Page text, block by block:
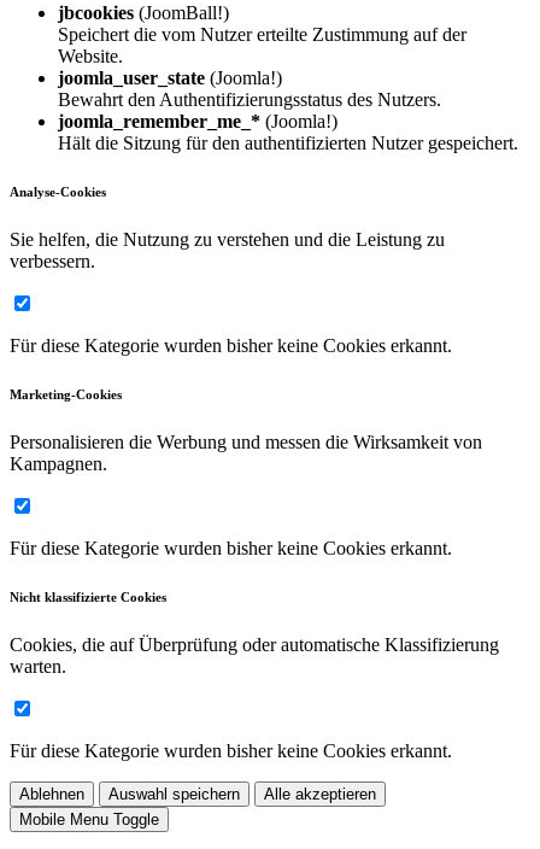
jbcookies (JoomBall!)
Speichert die vom Nutzer erteilte Zustimmung auf der
Website.
joomla_user_state (Joomla!)
Bewahrt den Authentifizierungsstatus des Nutzers.
joomla_remember_me_* (Joomla!)
Hält die Sitzung für den authentifizierten Nutzer gespeichert.
Analyse-Cookies
Sie helfen, die Nutzung zu verstehen und die Leistung zu
verbessern.
Für diese Kategorie wurden bisher keine Cookies erkannt.
Marketing-Cookies
Personalisieren die Werbung und messen die Wirksamkeit von
Kampagnen.
Für diese Kategorie wurden bisher keine Cookies erkannt.
Nicht klassifizierte Cookies
Cookies, die auf Überprüfung oder automatische Klassifizierung
warten.
Für diese Kategorie wurden bisher keine Cookies erkannt.
Ablehnen Auswahl speichern
Alle akzeptieren
Mobile Menu Toggle